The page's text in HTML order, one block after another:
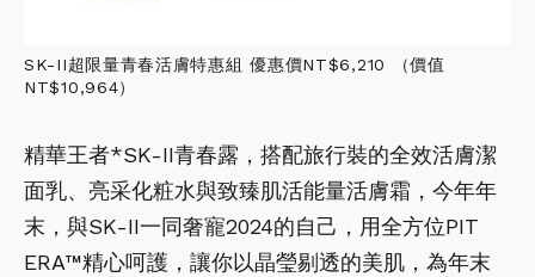
SK-II超限量青春活膚特惠組 優惠價NT$6,210 （價值
NT$10,964）
精華王者*SK-II青春露，搭配旅行裝的全效活膚潔
面乳、 亮采化粧水與致臻肌活能量活膚霜， 今年年
末，與SK-II一同奢寵2024的自己，用全方位PIT
ERA™精心呵護，讓你以晶瑩剔透的美肌， 為年末